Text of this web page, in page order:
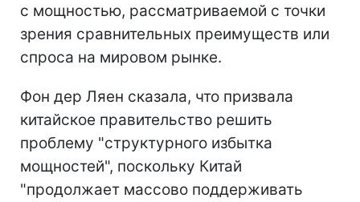
с мощностью, рассматриваемой с точки
зрения сравнительных преимуществ или
спроса на мировом рынке.
Фон дер Ляен сказала, что призвала
китайское правительство решить
проблему "структурного избытка
мощностей", поскольку Китай
"продолжает массово поддерживать